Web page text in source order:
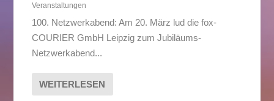
Veranstaltungen
100. Netzwerkabend: Am 20. März lud die fox-
COURIER GmbH Leipzig zum Jubiläums-
Netzwerkabend...
WEITERLESEN